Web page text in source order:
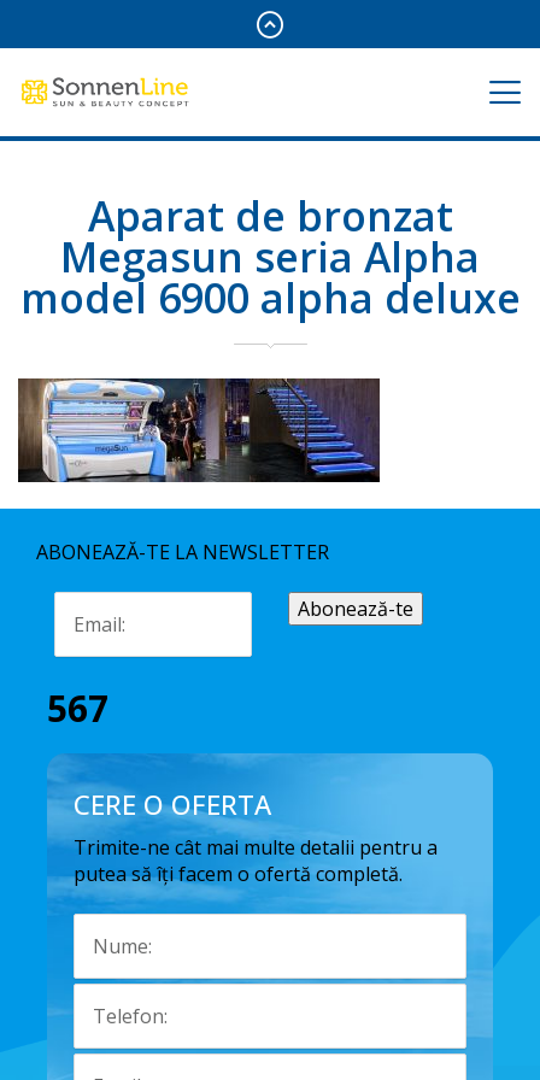
Aparat de bronzat
Megasun seria Alpha
model 6900 alpha deluxe
ABONEAZĂ-TE LA NEWSLETTER
567
CERE O OFERTA
Trimite-ne cât mai multe detalii pentru a
putea să îți facem o ofertă completă.